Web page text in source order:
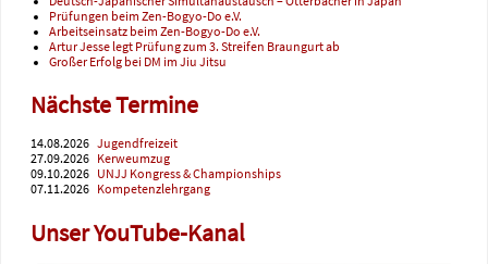
Prüfungen beim Zen-Bogyo-Do e.V.
Arbeitseinsatz beim Zen-Bogyo-Do e.V.
Artur Jesse legt Prüfung zum 3. Streifen Braungurt ab
Großer Erfolg bei DM im Jiu Jitsu
Nächste Termine
14.08.2026 Jugendfreizeit
27.09.2026 Kerweumzug
09.10.2026 UNJJ Kongress & Championships
07.11.2026 Kompetenzlehrgang
Unser YouTube-Kanal